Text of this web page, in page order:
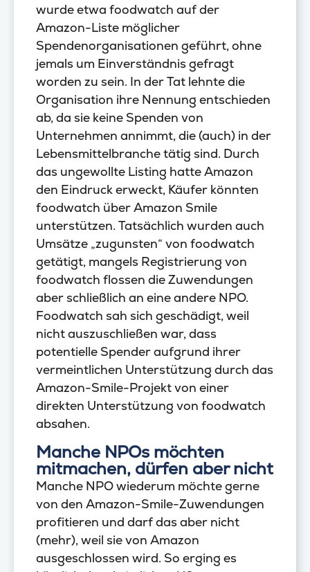
wurde etwa foodwatch auf der
Amazon-Liste möglicher
Spendenorganisationen geführt, ohne
jemals um Einverständnis gefragt
worden zu sein. In der Tat lehnte die
Organisation ihre Nennung entschieden
ab, da sie keine Spenden von
Unternehmen annimmt, die (auch) in der
Lebensmittelbranche tätig sind. Durch
das ungewollte Listing hatte Amazon
den Eindruck erweckt, Käufer könnten
foodwatch über Amazon Smile
unterstützen. Tatsächlich wurden auch
Umsätze „zugunsten“ von foodwatch
getätigt, mangels Registrierung von
foodwatch flossen die Zuwendungen
aber schließlich an eine andere NPO.
Foodwatch sah sich geschädigt, weil
nicht auszuschließen war, dass
potentielle Spender aufgrund ihrer
vermeintlichen Unterstützung durch das
Amazon-Smile-Projekt von einer
direkten Unterstützung von foodwatch
absahen.
Manche NPOs möchten
mitmachen, dürfen aber nicht
Manche NPO wiederum möchte gerne
von den Amazon-Smile-Zuwendungen
profitieren und darf das aber nicht
(mehr), weil sie von Amazon
ausgeschlossen wird. So erging es